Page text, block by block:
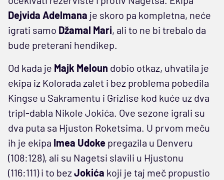
Dejvida Adelmana je skoro pa kompletna, neće
igrati samo Džamal Mari, ali to ne bi trebalo da
bude preterani hendikep.
Od kada je Majk Meloun dobio otkaz, uhvatila je
ekipa iz Kolorada zalet i bez problema pobedila
Kingse u Sakramentu i Grizlise kod kuće uz dva
tripl-dabla Nikole Jokića. Ove sezone igrali su
dva puta sa Hjuston Roketsima. U prvom meču
ih je ekipa Imea Udoke pregazila u Denveru
(108:128), ali su Nagetsi slavili u Hjustonu
(116:111) i to bezJokića koji je taj meč propustio